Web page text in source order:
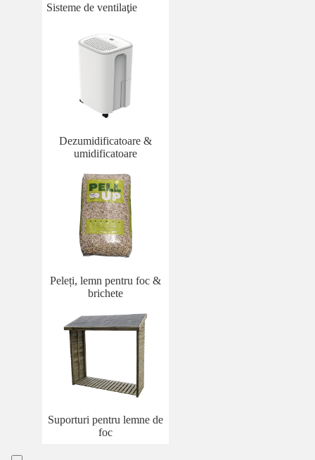
Sisteme de ventilaţie
Dezumidificatoare &
umidificatoare
Peleți, lemn pentru foc &
brichete
Suporturi pentru lemne de
foc